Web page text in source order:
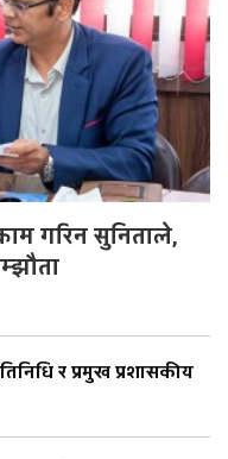
गरिन सुनिताले,
र प्रमुख प्रशासकीय